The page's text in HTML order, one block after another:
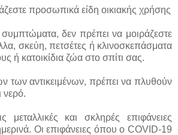
προσωπικά είδη οικιακής χρήσης
συμπτώματα, δεν πρέπει να μοιράζεστε
σκεύη, πετσέτες ή κλινοσκεπάσματα
ή κατοικίδια ζώα στο σπίτι σας.
των αντικειμένων, πρέπει να πλυθούν
νερό.
μεταλλικές και σκληρές επιφάνειες
Οι επιφάνειες όπου ο COVID-19